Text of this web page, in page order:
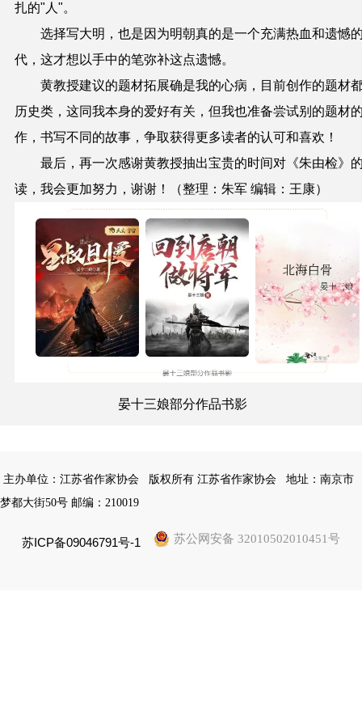
扎的"人"。
选择写大明，也是因为明朝真的是一个充满热血和遗憾
代，这才想以手中的笔弥补这点遗憾。
黄教授建议的题材拓展确是我的心病，目前创作的题材
历史类，这同我本身的爱好有关，但我也准备尝试别的题材
作，书写不同的故事，争取获得更多读者的认可和喜欢！
最后，再一次感谢黄教授抽出宝贵的时间对《朱由检》
读，我会更加努力，谢谢！（整理：朱军 编辑：王康）
晏十三娘部分作品书影
主办单位：江苏省作家协会 版权所有 江苏省作家协会
地址：南京市
梦都大街50号 邮编：210019
苏ICP备09046791号-1 苏公网安备 32010502010451号